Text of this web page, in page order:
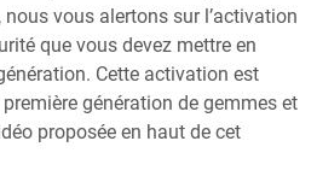
vous alertons sur l’activation
que vous devez mettre en
Cette activation est
génération de gemmes et
proposée en haut de cet